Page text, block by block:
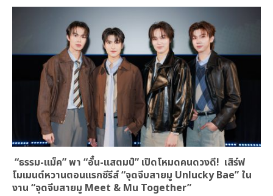
“ธรรม-แม็ค” พา “อั๋น-แสตมป์” เปิดโหมดคนดวงดี! เสิร์ฟ
โมเมนต์หวานตอนแรกซีรีส์ “จุดจีบสายมู Unlucky Bae” ใน
งาน “จุดจีบสายมู Meet & Mu Together”